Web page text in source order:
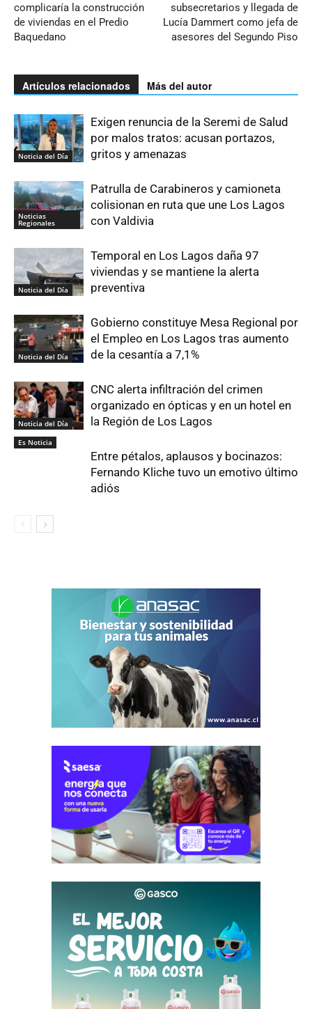
complicaría la construcción
de viviendas en el Predio
Baquedano
subsecretarios y llegada de
Lucía Dammert como jefa de
asesores del Segundo Piso
Artículos relacionados Más del autor
Noticia del Día
Exigen renuncia de la Seremi de Salud
por malos tratos: acusan portazos,
gritos y amenazas
Noticias
Regionales
Patrulla de Carabineros y camioneta
colisionan en ruta que une Los Lagos
con Valdivia
Noticia del Día
Temporal en Los Lagos daña 97
viviendas y se mantiene la alerta
preventiva
Noticia del Día
Gobierno constituye Mesa Regional por
el Empleo en Los Lagos tras aumento
de la cesantía a 7,1%
Noticia del Día
CNC alerta infiltración del crimen
organizado en ópticas y en un hotel en
la Región de Los Lagos
Es Noticia
Entre pétalos, aplausos y bocinazos:
Fernando Kliche tuvo un emotivo último
adiós